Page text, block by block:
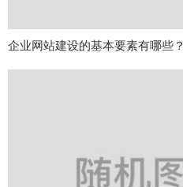
企业网站建设的基本要素有哪些？